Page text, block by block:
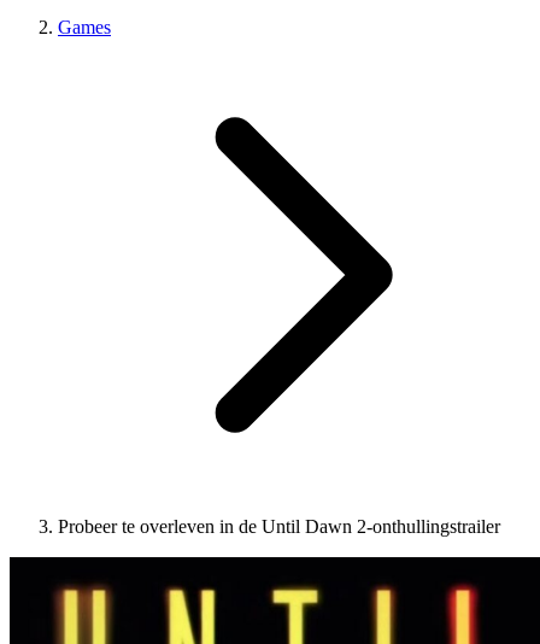
Games
Probeer te overleven in de Until Dawn 2-onthullingstrailer